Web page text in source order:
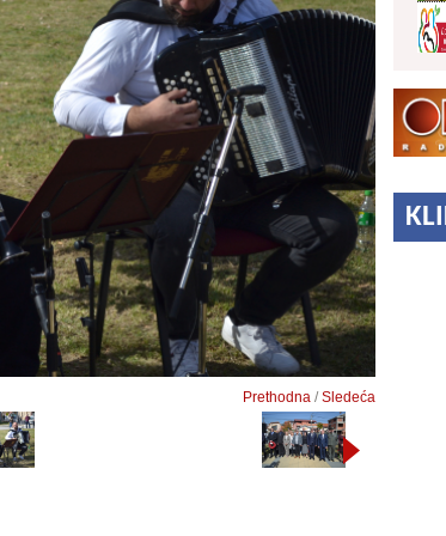
Prethodna /Sledeća